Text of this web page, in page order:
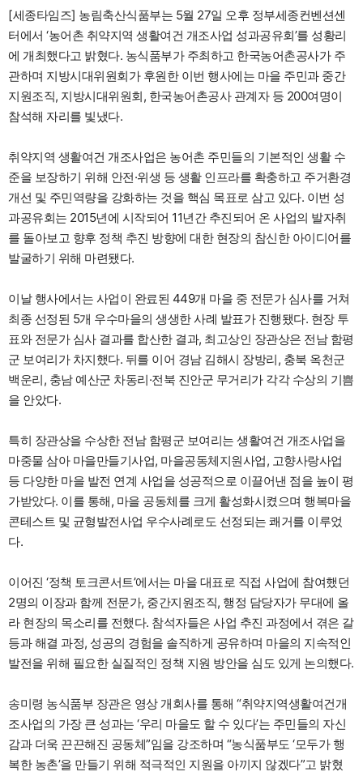
[세종타임즈] 농림축산식품부는 5월 27일 오후 정부세종컨벤션센
터에서 ‘농어촌 취약지역 생활여건 개조사업 성과공유회’를 성황리
에 개최했다고 밝혔다. 농식품부가 주최하고 한국농어촌공사가 주
관하며 지방시대위원회가 후원한 이번 행사에는 마을 주민과 중간
지원조직, 지방시대위원회, 한국농어촌공사 관계자 등 200여명이
참석해 자리를 빛냈다.
취약지역 생활여건 개조사업은 농어촌 주민들의 기본적인 생활 수
준을 보장하기 위해 안전·위생 등 생활 인프라를 확충하고 주거환경
개선 및 주민역량을 강화하는 것을 핵심 목표로 삼고 있다. 이번 성
과공유회는 2015년에 시작되어 11년간 추진되어 온 사업의 발자취
를 돌아보고 향후 정책 추진 방향에 대한 현장의 참신한 아이디어를
발굴하기 위해 마련됐다.
이날 행사에서는 사업이 완료된 449개 마을 중 전문가 심사를 거쳐
최종 선정된 5개 우수마을의 생생한 사례 발표가 진행됐다. 현장 투
표와 전문가 심사 결과를 합산한 결과, 최고상인 장관상은 전남 함평
군 보여리가 차지했다. 뒤를 이어 경남 김해시 장방리, 충북 옥천군
백운리, 충남 예산군 차동리·전북 진안군 무거리가 각각 수상의 기쁨
을 안았다.
특히 장관상을 수상한 전남 함평군 보여리는 생활여건 개조사업을
마중물 삼아 마을만들기사업, 마을공동체지원사업, 고향사랑사업
등 다양한 마을 발전 연계 사업을 성공적으로 이끌어낸 점을 높이 평
가받았다. 이를 통해, 마을 공동체를 크게 활성화시켰으며 행복마을
콘테스트 및 균형발전사업 우수사례로도 선정되는 쾌거를 이루었
다.
이어진 ‘정책 토크콘서트’에서는 마을 대표로 직접 사업에 참여했던
2명의 이장과 함께 전문가, 중간지원조직, 행정 담당자가 무대에 올
라 현장의 목소리를 전했다. 참석자들은 사업 추진 과정에서 겪은 갈
등과 해결 과정, 성공의 경험을 솔직하게 공유하며 마을의 지속적인
발전을 위해 필요한 실질적인 정책 지원 방안을 심도 있게 논의했다.
송미령 농식품부 장관은 영상 개회사를 통해 “취약지역생활여건개
조사업의 가장 큰 성과는 ‘우리 마을도 할 수 있다’는 주민들의 자신
감과 더욱 끈끈해진 공동체”임을 강조하며 “농식품부도 ‘모두가 행
복한 농촌’을 만들기 위해 적극적인 지원을 아끼지 않겠다”고 밝혔